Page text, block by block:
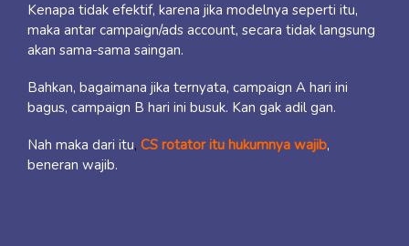
Kenapa tidak efektif, karena jika modelnya seperti itu,
maka antar campaign/ads account, secara tidak langsung
akan sama-sama saingan.
Bahkan, bagaimana jika ternyata, campaign A hari ini
bagus, campaign B hari ini busuk. Kan gak adil gan.
Nah maka dari itu, CS rotator itu hukumnya wajib,
beneran wajib.